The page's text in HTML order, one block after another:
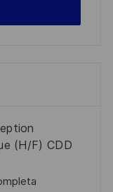
(H/F) CDD